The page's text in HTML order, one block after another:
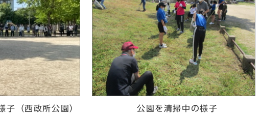
西政所公園） 公園を清掃中の様子